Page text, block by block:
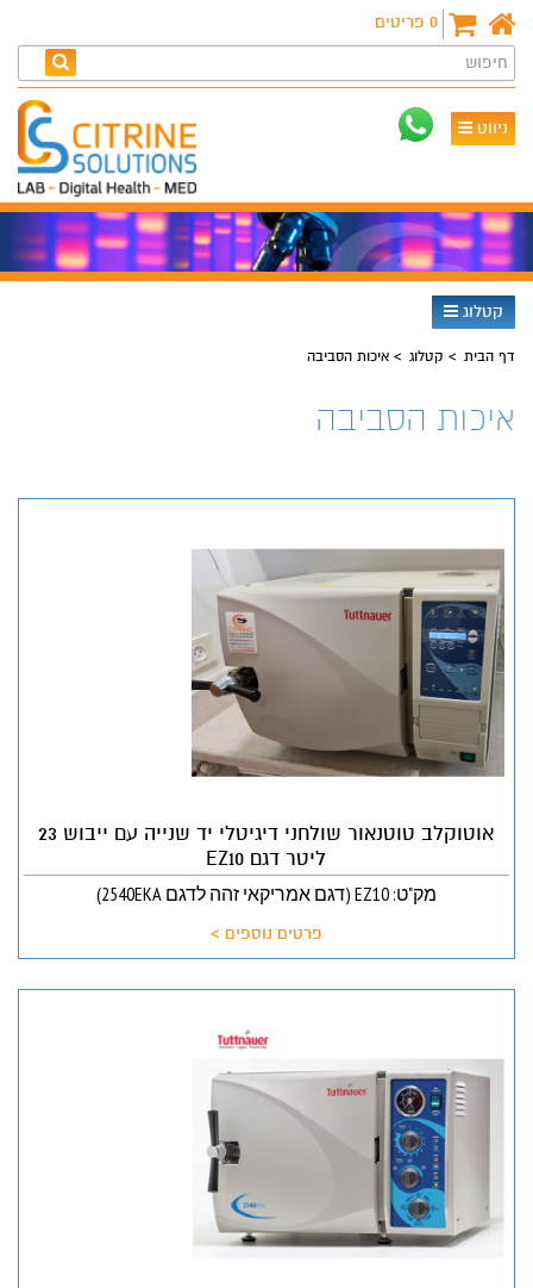
0 פריטים
חיפוש
ניווט
קטלוג
דף הבית קטלוג איכות הסביבה
איכות הסביבה
אוטוקלב טוטנאור שולחני דיגיטלי יד שנייה עם ייבוש 23
ליטר דגם EZ10
מק"ט: EZ10 (דגם אמריקאי זהה לדגם 2540EKA)
פרטים נוספים >